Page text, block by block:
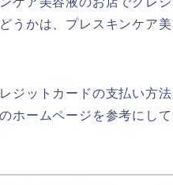
うかは、プレスキンケア
ジットカードの支払い方
ホームページを参考にし